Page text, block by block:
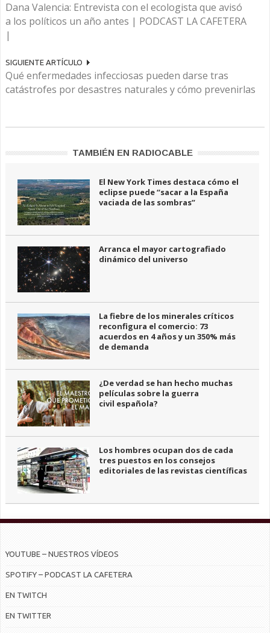
Dana Valencia: Entrevista con el ecologista que avisó
a los políticos un año antes | PODCAST LA CAFETERA
|
SIGUIENTE ARTÍCULO
Qué enfermedades infecciosas pueden darse tras
catástrofes por desastres naturales y cómo prevenirlas
TAMBIÉN EN RADIOCABLE
El New York Times destaca cómo el
eclipse puede “sacar a la España
vaciada de las sombras”
Arranca el mayor cartografiado
dinámico del universo
La fiebre de los minerales críticos
reconfigura el comercio: 73
acuerdos en 4 años y un 350% más
de demanda
¿De verdad se han hecho muchas
películas sobre la guerra
civil española?
Los hombres ocupan dos de cada
tres puestos en los consejos
editoriales de las revistas científicas
YOUTUBE – NUESTROS VÍDEOS
SPOTIFY – PODCAST LA CAFETERA
EN TWITCH
EN TWITTER